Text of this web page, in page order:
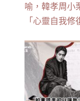
喻，韓孝周小
「心靈自我修